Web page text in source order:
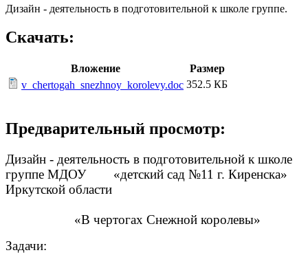
Дизайн - деятельность в подготовительной к школе группе.
Скачать:
Вложение
Размер
v_chertogah_snezhnoy_korolevy.doc 352.5 КБ
Предварительный просмотр:
Дизайн - деятельность в подготовительной к школе
группе МДОУ «детский сад №11 г. Киренска»
Иркутской области
«В чертогах Снежной королевы»
Задачи: